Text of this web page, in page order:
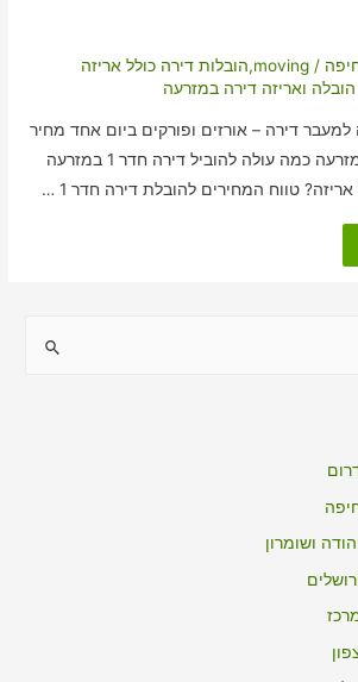
/
moving
,הובלות דירה כולל אריזה
ואריזה דירה במזרעה
למעבר דירה – אורזים ופורקים ביום אחד מחיר
הובלה ואריזה דירה במזרעה כמה עולה להוביל דירה חדר 1 במזרעה
טווח המחירים להובלת דירה חדר 1 …
ושומרון